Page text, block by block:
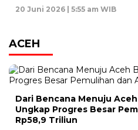
20 Juni 2026 | 5:55 am WIB
ACEH
Dari Bencana Menuju
Ungkap Progres Besar
Rp58,9 Triliun